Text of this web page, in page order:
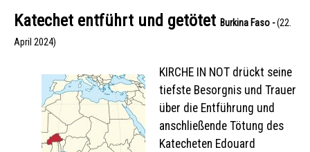
Katechet entführt und getötet Burkina Faso -(22.
April 2024)
KIRCHE IN NOT drückt seine
tiefste Besorgnis und Trauer
über die Entführung und
anschließende Tötung des
Katecheten Edouard